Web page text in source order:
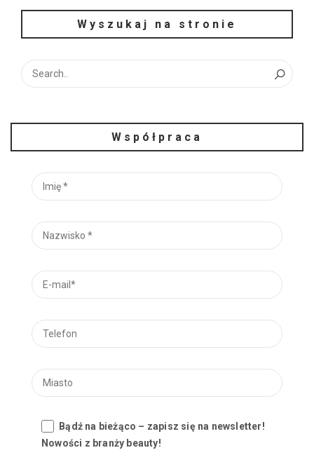
Wyszukaj na stronie
Współpraca
Bądź na bieżąco – zapisz się na newsletter!
Nowości z branży beauty!